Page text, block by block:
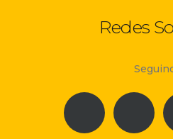
Redes